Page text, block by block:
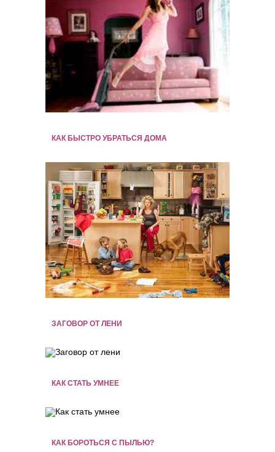
КАК БЫСТРО УБРАТЬСЯ ДОМА
ЗАГОВОР ОТ ЛЕНИ
КАК СТАТЬ УМНЕЕ
КАК БОРОТЬСЯ С ПЫЛЬЮ?